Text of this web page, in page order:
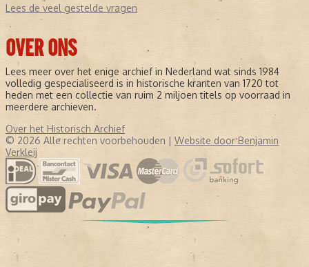
Lees de veel gestelde vragen
OVER ONS
Lees meer over het enige archief in Nederland wat sinds 1984
volledig gespecialiseerd is in historische kranten van 1720 tot
heden met een collectie van ruim 2 miljoen titels op voorraad in
meerdere archieven.
Over het Historisch Archief
© 2026 Alle rechten voorbehouden | Website door Benjamin
Verkleij